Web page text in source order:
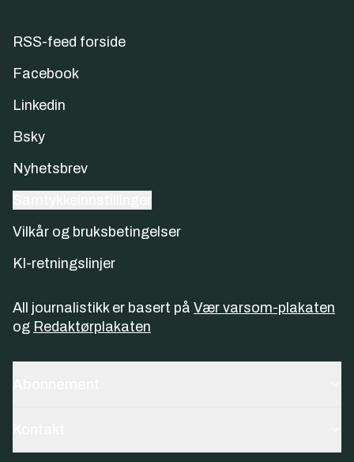
RSS-feed forside
Facebook
Linkedin
Bsky
Nyhetsbrev
Vilkår og bruksbetingelser
KI-retningslinjer
All journalistikk er basert på Vær varsom-plakaten
og Redaktørplakaten